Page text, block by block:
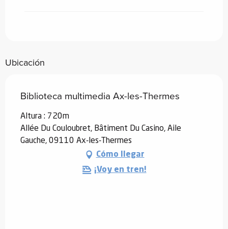
Ubicación
Biblioteca multimedia Ax-les-Thermes
Altura : 720m
Allée Du Couloubret, Bâtiment Du Casino, Aile
Gauche, 09110 Ax-les-Thermes
Cómo llegar
¡Voy en tren!